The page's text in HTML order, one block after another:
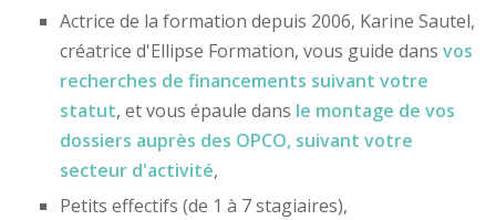
Actrice de la formation depuis 2006, Karine Sautel,
créatrice d'Ellipse Formation, vous guide dans vos
recherches de financements suivant votre
statut, et vous épaule dans le montage de vos
dossiers auprès des OPCO, suivant votre
secteur d'activité,
Petits effectifs (de 1 à 7 stagiaires),